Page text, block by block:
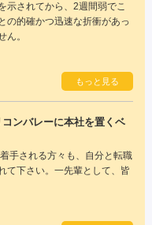
示されてから、2週間弱でこ
の的確かつ迅速な折衝があっ
ん。
もっと見る
ンバレーに本社を置くベ
手される方々も、自分と転職
て下さい。一先輩として、皆